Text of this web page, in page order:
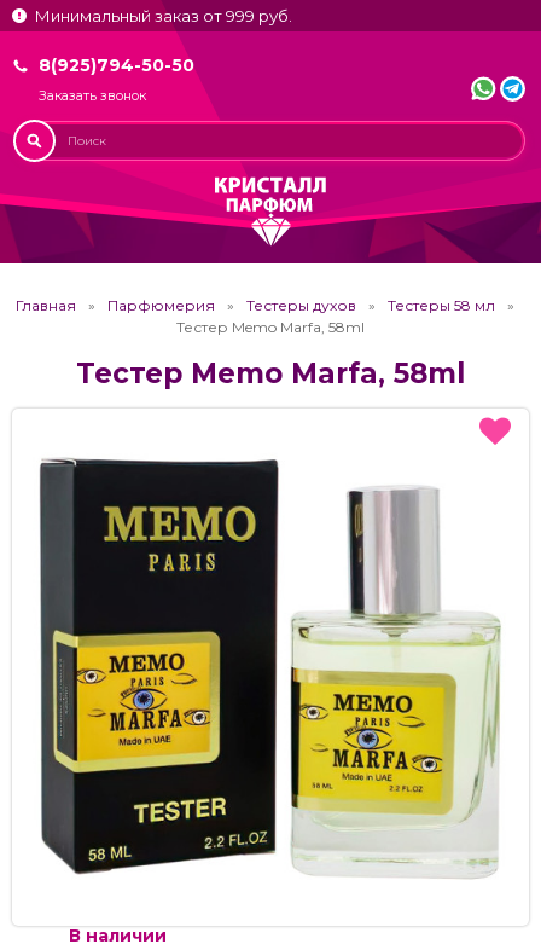
Минимальный заказ от 999 руб.
8(925)794-50-50
Заказать звонок
Главная Парфюмерия Тестеры духов
Тестеры 58 мл
Тестер Memo Marfa, 58ml
Тестер Memo Marfa, 58ml
В наличии